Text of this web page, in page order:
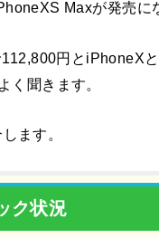
Maxが発売に
円とiPhoneX
く聞きます。
ます。
ク状況